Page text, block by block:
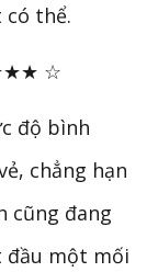
có thể.
☆
độ bình
chẳng hạn
cũng đang
đầu một mối